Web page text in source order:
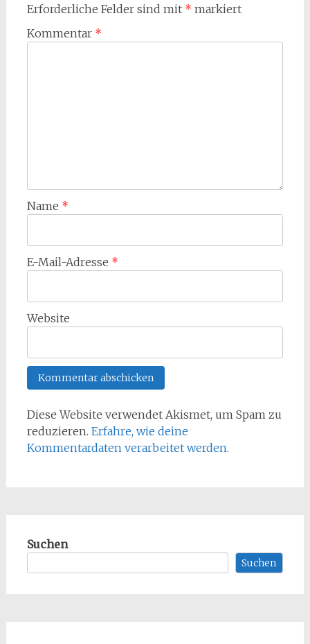
Erforderliche Felder sind mit * markiert
Kommentar *
Name *
E-Mail-Adresse *
Website
Diese Website verwendet Akismet, um Spam zu
reduzieren. Erfahre, wie deine
Kommentardaten verarbeitet werden.
Suchen
Suchen